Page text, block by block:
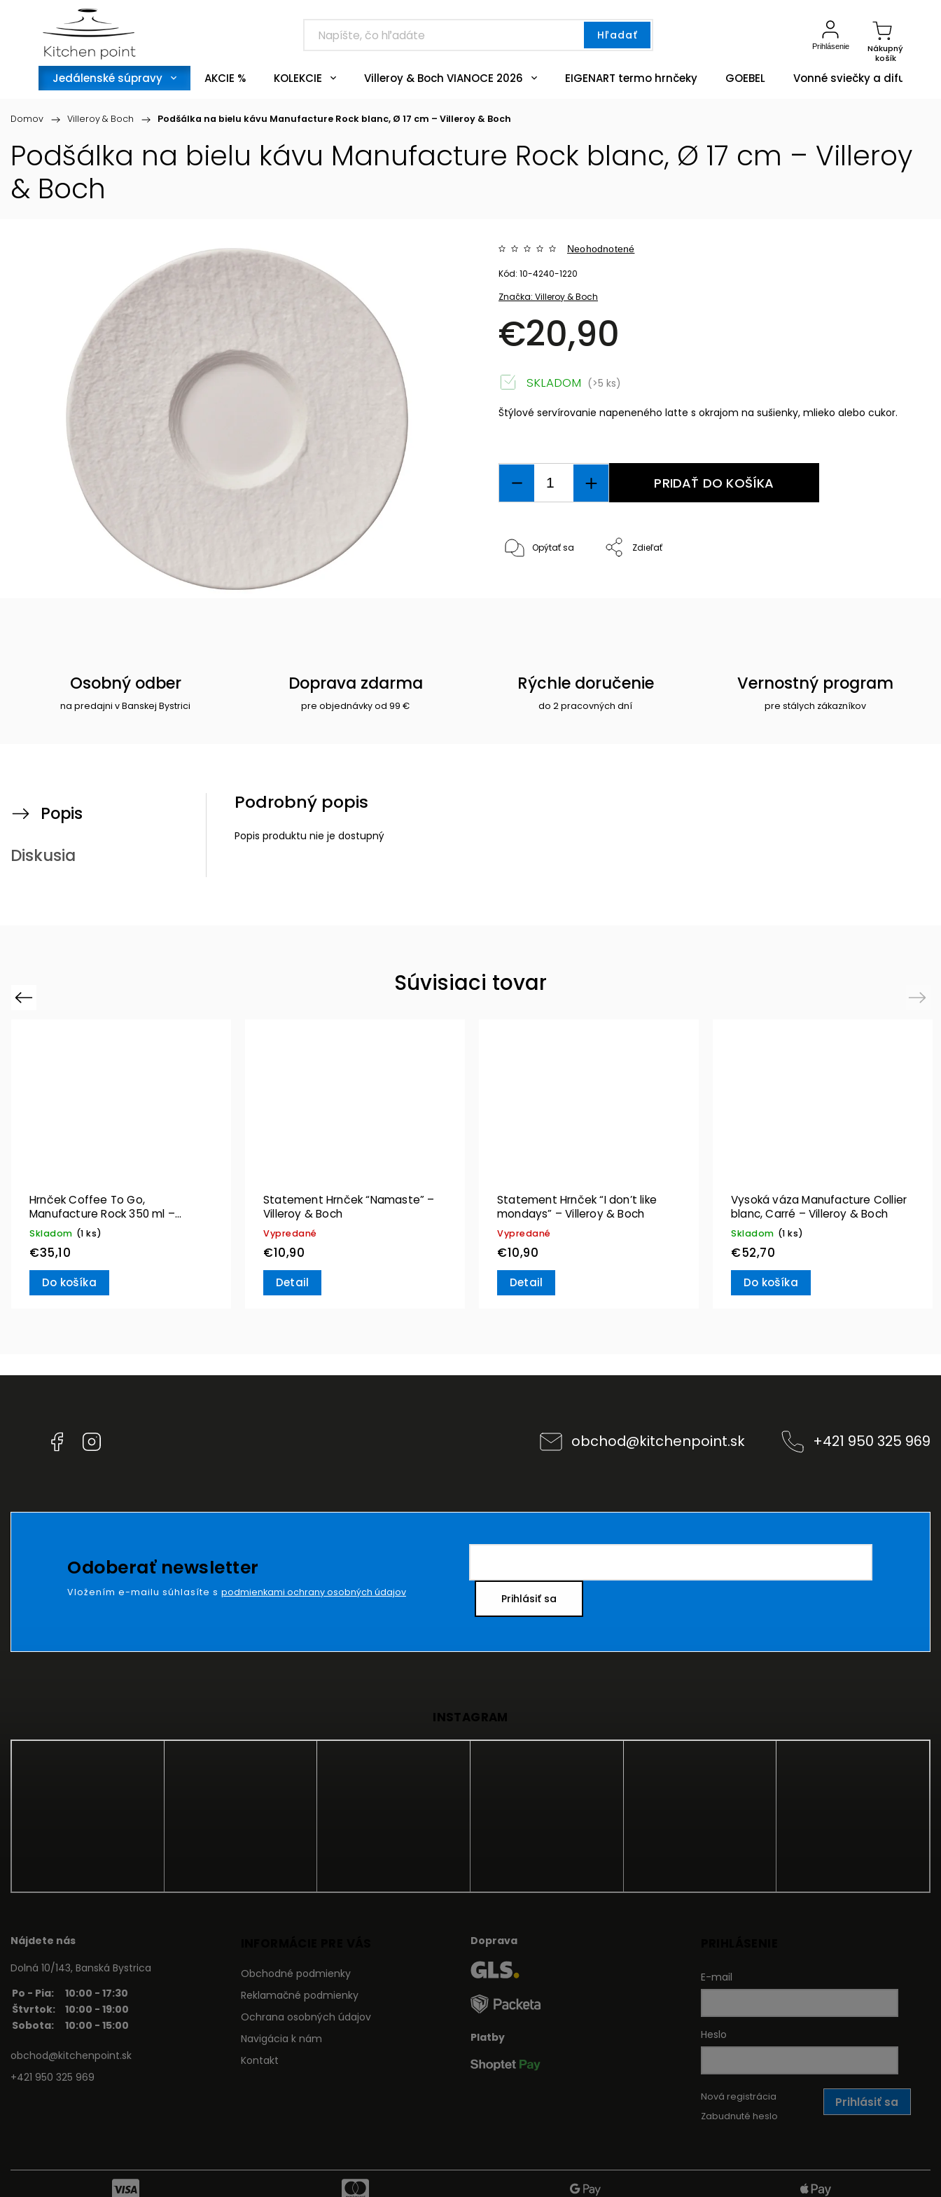
Hľadať
Nákupný
košík
Prihlásenie
Jedálenské súpravy AKCIE % KOLEKCIE Villeroy & Boch VIANOCE 2026 EIGENART termo hrnčeky GOEBEL Vonné sviečky a difuzéry
Domov / Villeroy & Boch / Podšálka na bielu kávu Manufacture Rock blanc, Ø 17 cm – Villeroy & Boch
Podšálka na bielu kávu Manufacture Rock blanc, Ø 17 cm – Villeroy
& Boch
Značka:Villeroy & Boch
Neohodnotené
€20,90
Kód: 10-4240-1220
Štýlové servírovanie napeneného latte s okrajom na sušienky, mlieko alebo cukor.
SKLADOM (>5 ks)
PRIDAŤ DO KOŠÍKA
Opýtať sa Zdieľať
Osobný odber
na predajni v Banskej Bystrici
Doprava zdarma
pre objednávky od 99 €
Rýchle doručenie
do 2 pracovných dní
Vernostný program
pre stálych zákazníkov
Popis
Diskusia
Podrobný popis
Popis produktu nie je dostupný
Súvisiaci tovar
Previous
Hrnček Coffee To Go,
Manufacture Rock 350 ml –
Villeroy & Boch
Skladom (1 ks)
€35,10
Do košíka
Statement Hrnček “Namaste” –
Villeroy & Boch
Vypredané
€10,90
Detail
Statement Hrnček “I don’t like
mondays” – Villeroy & Boch
Vypredané
€10,90
Detail
Vysoká váza Manufacture Collier
blanc, Carré – Villeroy & Boch
Skladom (1 ks)
€52,70
Do košíka
Next
Facebook obchod@kitchenpoint.sk +421 950 325 969
Odoberať newsletter
Vložením e-mailu súhlasíte s podmienkami ochrany osobných údajov Prihlásiť sa
INSTAGRAM
Nájdete nás
Dolná 10/143, Banská Bystrica
Po - Pia:
10:00 - 17:30
Štvrtok:
10:00 - 19:00
Sobota:
10:00 - 15:00
obchod@kitchenpoint.sk
+421 950 325 969
Obchodné podmienky
Reklamačné podmienky
Ochrana osobných údajov
Navigácia k nám
Kontakt
Doprava
Platby
E-mail
Heslo
Prihlásiť sa
Nová registrácia
Zabudnuté heslo